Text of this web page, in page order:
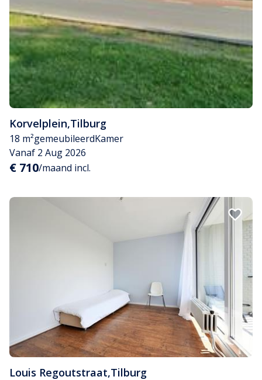
Korvelplein,Tilburg
18 m²gemeubileerdKamer
Vanaf 2 Aug 2026
€ 710/maand incl.
Louis Regoutstraat,Tilburg